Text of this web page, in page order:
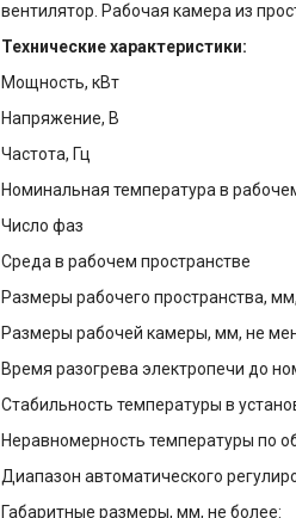
вентилятор. Рабочая камера из
Технические характеристики:
Мощность, кВт
Напряжение, В
Частота, Гц
Номинальная температура в
Число фаз
Среда в рабочем пространстве
Размеры рабочего пространства,
Размеры рабочей камеры, мм, не
Время разогрева электропечи до
Стабильность температуры в
Неравномерность температуры по
Диапазон автоматического
Габаритные размеры, мм, не более: